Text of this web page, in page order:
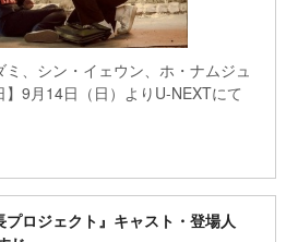
ミ、シン・イェウン、ホ・ナムジュ
】9月14日（日）よりU-NEXTにて
ロジェクト』キャスト・登場人